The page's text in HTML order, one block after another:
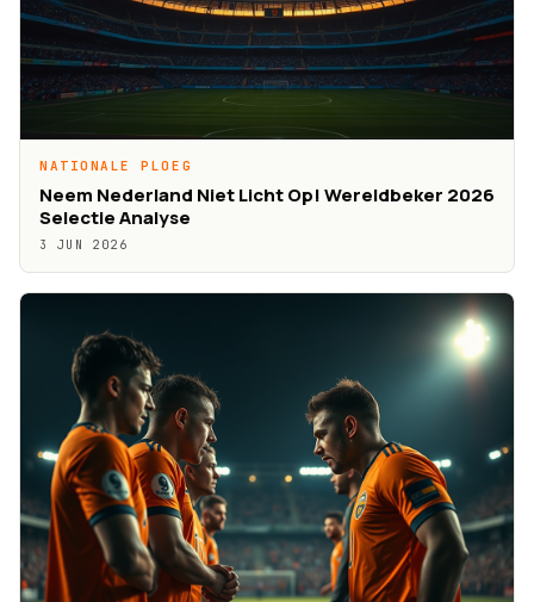
NATIONALE PLOEG
Neem Nederland Niet Licht Op! Wereldbeker 2026
Selectie Analyse
3 JUN 2026